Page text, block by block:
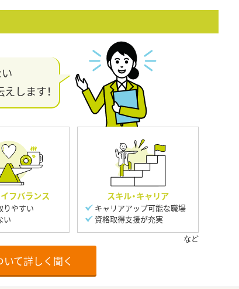
します！
フバランス
りやすい
い
スキル・キャリア
キャリアアップ可能な職場
資格取得支援が充実
て詳しく聞く